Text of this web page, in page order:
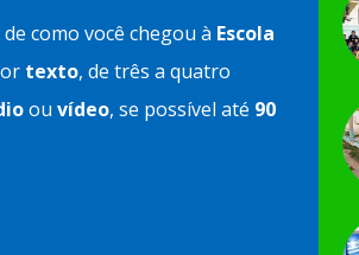
como você chegou à Escola
texto, de três a quatro
ou vídeo, se possível até 90